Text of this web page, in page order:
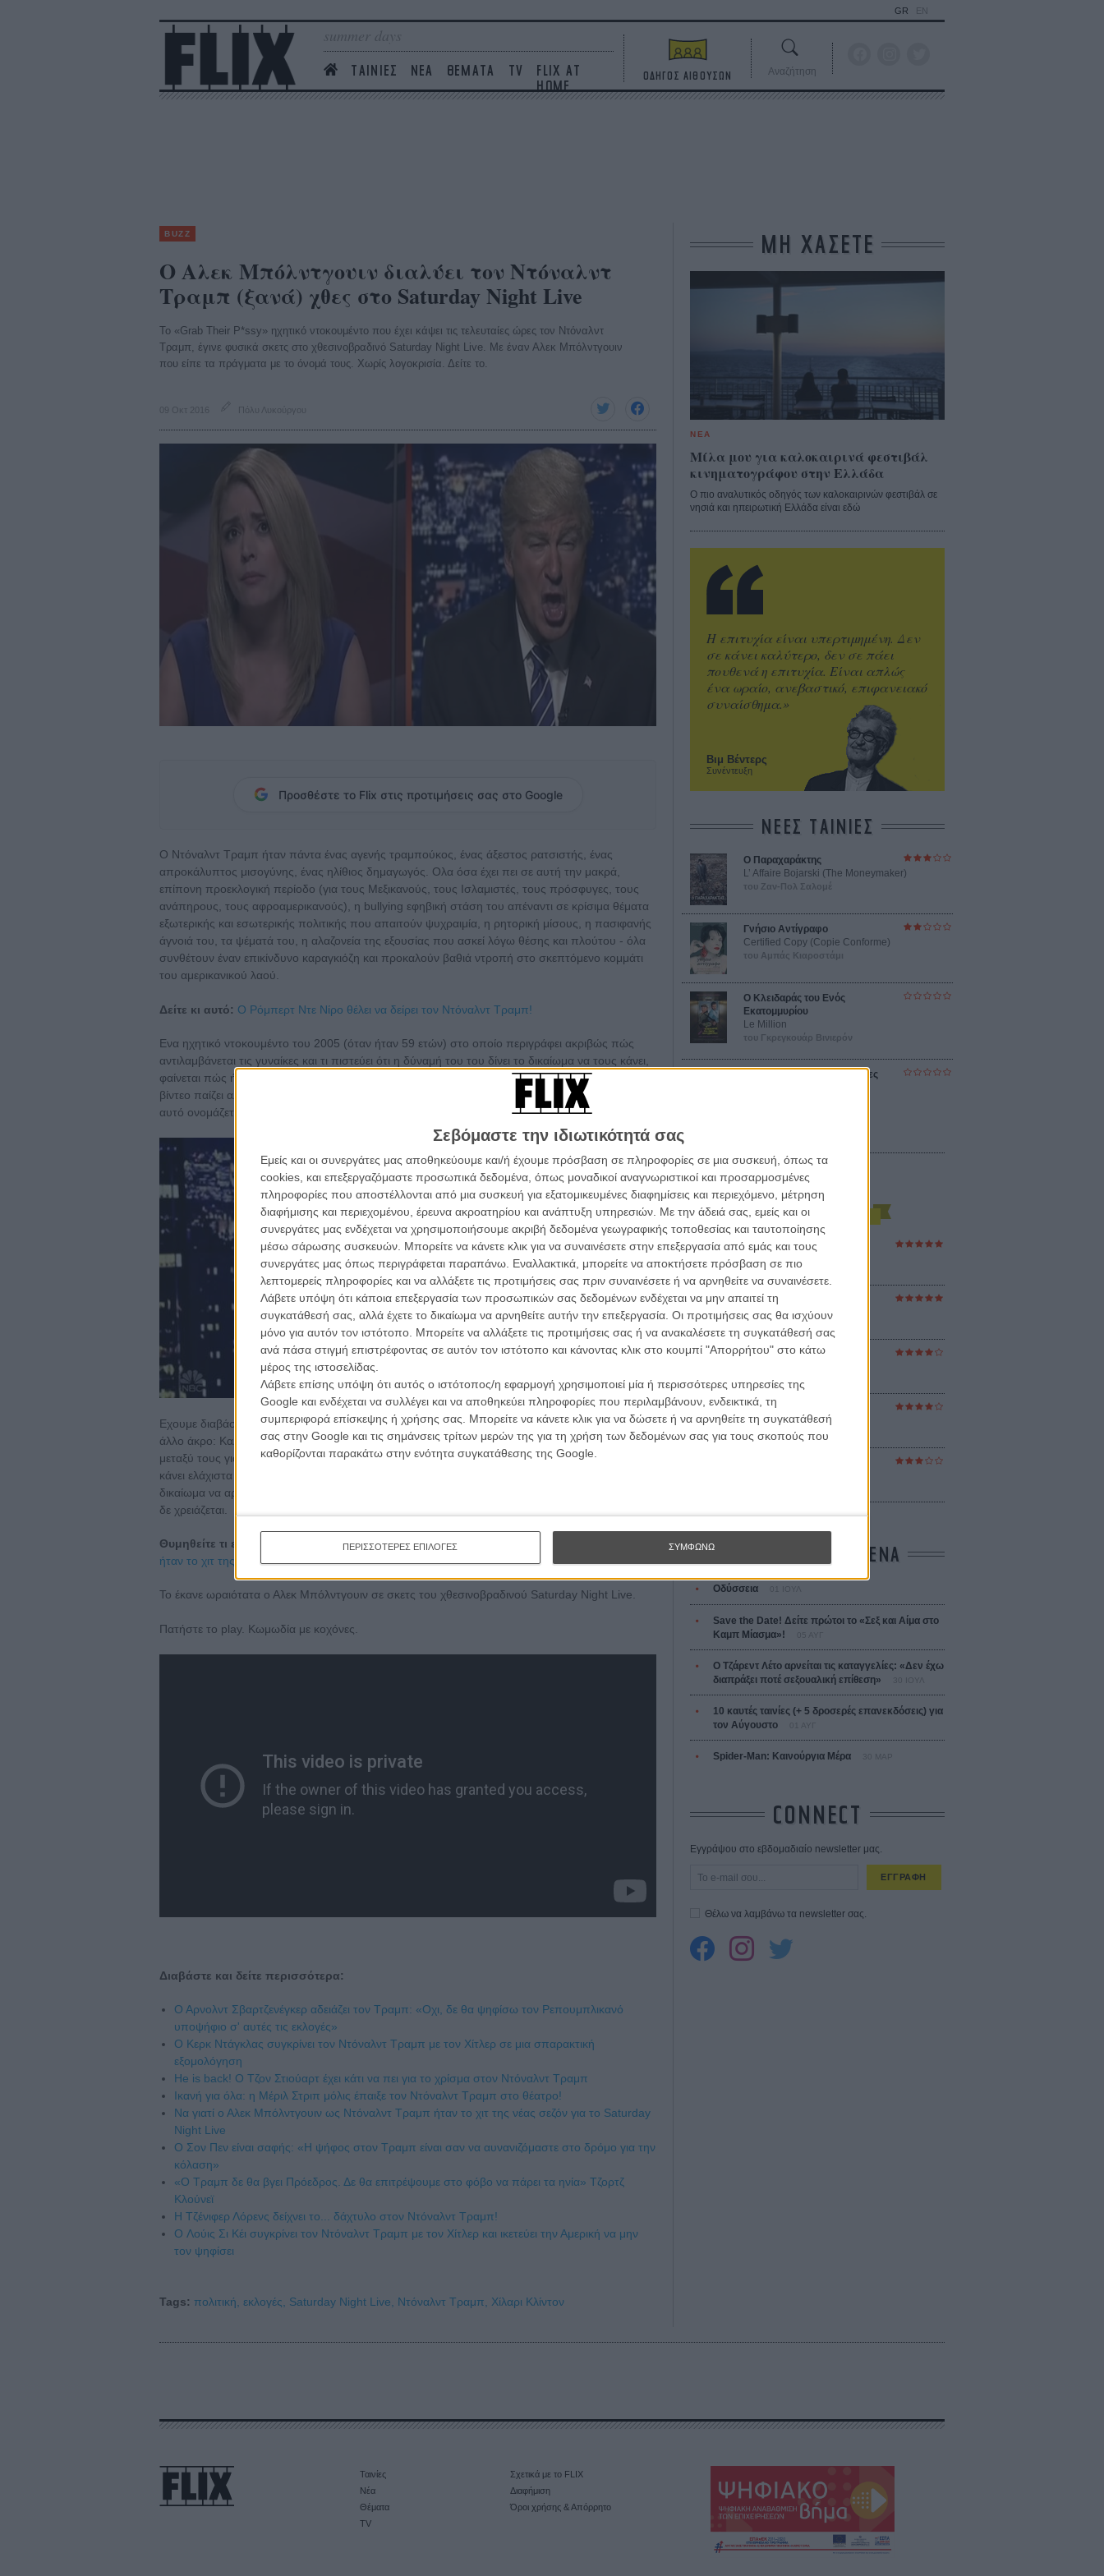
Σεβόμαστε την ιδιωτικότητά σας
Εμείς και οι συνεργάτες μας αποθηκεύουμε και/ή έχουμε πρόσβαση σε πληροφορίες σε μια συσκευή, όπως τα
cookies, και επεξεργαζόμαστε προσωπικά δεδομένα, όπως μοναδικοί αναγνωριστικοί και προσαρμοσμένες
πληροφορίες που αποστέλλονται από μια συσκευή για εξατομικευμένες διαφημίσεις και περιεχόμενο, μέτρηση
διαφήμισης και περιεχομένου, έρευνα ακροατηρίου και ανάπτυξη υπηρεσιών. Με την άδειά σας, εμείς και οι
συνεργάτες μας ενδέχεται να χρησιμοποιήσουμε ακριβή δεδομένα γεωγραφικής τοποθεσίας και ταυτοποίησης
μέσω σάρωσης συσκευών. Μπορείτε να κάνετε κλικ για να συναινέσετε στην επεξεργασία από εμάς και τους
συνεργάτες μας όπως περιγράφεται παραπάνω. Εναλλακτικά, μπορείτε να αποκτήσετε πρόσβαση σε πιο
λεπτομερείς πληροφορίες και να αλλάξετε τις προτιμήσεις σας πριν συναινέσετε ή να αρνηθείτε να συναινέσετε.
Λάβετε υπόψη ότι κάποια επεξεργασία των προσωπικών σας δεδομένων ενδέχεται να μην απαιτεί τη
συγκατάθεσή σας, αλλά έχετε το δικαίωμα να αρνηθείτε αυτήν την επεξεργασία. Οι προτιμήσεις σας θα ισχύουν
μόνο για αυτόν τον ιστότοπο. Μπορείτε να αλλάξετε τις προτιμήσεις σας ή να ανακαλέσετε τη συγκατάθεσή σας
ανά πάσα στιγμή επιστρέφοντας σε αυτόν τον ιστότοπο και κάνοντας κλικ στο κουμπί "Απορρήτου" στο κάτω
μέρος της ιστοσελίδας.
Λάβετε επίσης υπόψη ότι αυτός ο ιστότοπος/η εφαρμογή χρησιμοποιεί μία ή περισσότερες υπηρεσίες της
Google και ενδέχεται να συλλέγει και να αποθηκεύει πληροφορίες που περιλαμβάνουν, ενδεικτικά, τη
συμπεριφορά επίσκεψης ή χρήσης σας. Μπορείτε να κάνετε κλικ για να δώσετε ή να αρνηθείτε τη συγκατάθεσή
σας στην Google και τις σημάνσεις τρίτων μερών της για τη χρήση των δεδομένων σας για τους σκοπούς που
καθορίζονται παρακάτω στην ενότητα συγκατάθεσης της Google.
ΠΕΡΙΣΣΟΤΕΡΕΣ ΕΠΙΛΟΓΕΣ ΣΥΜΦΩΝΩ
summer days
ΤΑΙΝΙΕΣ ΝΕΑ ΘΕΜΑΤΑ TV
FLIX AT
HOME
GR EN
ΟΔΗΓΟΣ ΑΙΘΟΥΣΩΝ Αναζήτηση
BUZZ
Ο Αλεκ Μπόλντγουιν διαλύει τον Ντόναλντ
Τραμπ (ξανά) χθες στο Saturday Night Live
Το «Grab Their P*ssy» ηχητικό ντοκουμέντο που έχει κάψει τις τελευταίες ώρες τον Ντόναλντ
Τραμπ, έγινε φυσικά σκετς στο χθεσινοβραδινό Saturday Night Live. Με έναν Αλεκ Μπόλντγουιν
που είπε τα πράγματα με το όνομά τους. Χωρίς λογοκρισία. Δείτε το.
09 Οκτ 2016 Πόλυ Λυκούργου
Προσθέστε το Flix στις προτιμήσεις σας στο Google
Ο Ντόναλντ Τραμπ ήταν πάντα ένας αγενής τραμπούκος, ένας άξεστος ρατσιστής, ένας
απροκάλυπτος μισογύνης, ένας ηλίθιος δημαγωγός. Ολα όσα έχει πει σε αυτή την μακρά,
επίπονη προεκλογική περίοδο (για τους Μεξικανούς, τους Ισλαμιστές, τους πρόσφυγες, τους
ανάπηρους, τους αφροαμερικανούς), η bullying εφηβική στάση του απέναντι σε κρίσιμα θέματα
εξωτερικής και εσωτερικής πολιτικής που απαιτούν ψυχραιμία, η ρητορική μίσους, η πασιφανής
άγνοιά του, τα ψέματά του, η αλαζονεία της εξουσίας που ασκεί λόγω θέσης και πλούτου - όλα
συνθέτουν έναν επικίνδυνο καραγκιόζη και προκαλούν βαθιά ντροπή στο σκεπτόμενο κομμάτι
του αμερικανικού λαού.
Δείτε κι αυτό: Ο Ρόμπερτ Ντε Νίρο θέλει να δείρει τον Ντόναλντ Τραμπ!
Ενα ηχητικό ντοκουμέντο του 2005 (όταν ήταν 59 ετών) στο οποίο περιγράφει ακριβώς πώς
αντιλαμβάνεται τις γυναίκες και τι πιστεύει ότι η δύναμή του του δίνει το δικαίωμα να τους κάνει,
φαίνεται πώς ήταν το τελευταίο χτύπημα για την αμερικανική κοινή γνώμη. Εδώ και 48 ώρες το
βίντεο παίζει αλογόκριτο στα αμερικανικά media, ο Τραμπ (για πρώτη φορά) απολογήθηκε (αν
αυτό ονομάζεται απολογία) και ακόμα και Ρεπουμπλικανοί σύντροφοί του τον εγκαταλείπουν.
Εχουμε διαβάσει πολλές αναλύσεις για το περιστατικό, η συζήτηση έχει φτάσει ακόμα και στο
άλλο άκρο: Καλά, τόσο υποκριτές οι Αμερικανοί που σε αυτό κόλλησαν; Στο τι λένε οι άντρες
μεταξύ τους για τις γυναίκες; Θα μπορούσαμε να απαντήσουμε (το σχόλιο του Τραμπ έχει να
κάνει ελάχιστα με το σεξ και μία αθυρόστομη αντροκουβέντα και πολύ περισσότερο με το
δικαίωμα να αρπάζει ό,τι θέλει - κυριολεκτικά να βάζει το χέρι του και να αρπάζει ό,τι θέλει) αλλά
δε χρειάζεται.
Θυμηθείτε τι είχε γίνει πριν μία εβδομάδα: Να γιατί ο Αλεκ Μπόλντγουιν ως Ντόναλντ Τραμπ
ήταν το χιτ της νέας σεζόν για το Saturday Night Live
Το έκανε ωραιότατα ο Αλεκ Μπόλντγουιν σε σκετς του χθεσινοβραδινού Saturday Night Live.
Πατήστε το play. Κωμωδία με κοχόνες.
Διαβάστε και δείτε περισσότερα:
Ο Αρνολντ Σβαρτζενέγκερ αδειάζει τον Τραμπ: «Οχι, δε θα ψηφίσω τον Ρεπουμπλικανό
υποψήφιο σ' αυτές τις εκλογές»
Ο Κερκ Ντάγκλας συγκρίνει τον Ντόναλντ Τραμπ με τον Χίτλερ σε μια σπαρακτική
εξομολόγηση
He is back! Ο Τζον Στιούαρτ έχει κάτι να πει για το χρίσμα στον Ντόναλντ Τραμπ
Ικανή για όλα: η Μέριλ Στριπ μόλις έπαιξε τον Ντόναλντ Τραμπ στο θέατρο!
Να γιατί ο Αλεκ Μπόλντγουιν ως Ντόναλντ Τραμπ ήταν το χιτ της νέας σεζόν για το Saturday
Night Live
Ο Σον Πεν είναι σαφής: «H ψήφος στον Τραμπ είναι σαν να αυνανιζόμαστε στο δρόμο για την
κόλαση»
«Ο Τραμπ δε θα βγει Πρόεδρος. Δε θα επιτρέψουμε στο φόβο να πάρει τα ηνία» Τζορτζ
Κλούνεϊ
Η Τζένιφερ Λόρενς δείχνει το... δάχτυλο στον Ντόναλντ Τραμπ!
O Λούις Σι Κέι συγκρίνει τον Ντόναλντ Τραμπ με τον Χίτλερ και ικετεύει την Αμερική να μην
τον ψηφίσει
Tags: πολιτική, εκλογές, Saturday Night Live, Ντόναλντ Τραμπ, Χίλαρι Κλίντον
ΜΗ ΧΑΣΕΤΕ
ΝΕΑ
Μίλα μου για καλοκαιρινά φεστιβάλ
κινηματογράφου στην Ελλάδα
Ο πιο αναλυτικός οδηγός των καλοκαιρινών φεστιβάλ σε
νησιά και ηπειρωτική Ελλάδα είναι εδώ
Βιμ Βέντερς
Συνέντευξη
Η επιτυχία είναι υπερτιμημένη. Δεν
σε κάνει καλύτερο, δεν σε πάει
πουθενά η επιτυχία. Είναι απλώς
ένα ωραίο, ανεβαστικό, επιφανειακό
συναίσθημα.»
ΝΕΕΣ ΤΑΙΝΙΕΣ
Ο Παραχαράκτης
L’ Affaire Bojarski (The Moneymaker)
του Ζαν-Πολ Σαλομέ
Γνήσιο Αντίγραφο
Certified Copy (Copie Conforme)
του Αμπάς Κιαροστάμι
Ο Κλειδαράς του Ενός
Εκατομμυρίου
Le Million
του Γκρεγκουάρ Βινιερόν
Αυτό που Ξέρουν οι Γυναίκες
Οι Αρμονίες Βερκμάιστερ
Werckmeister Harmonies
Μπέλα Ταρ
Μια Θέση στον Ηλιο
A Place in the Sun
Τζορτζ Στίβενς
Οδύσσεια
Κρίστοφερ Νόλαν
Ψηλά Τακούνια
Tacones lejanos
Πέδρο Αλμοδόβαρ
ΤΑ ΠΙΟ ΔΙΑΒΑΣΜΕΝΑ
Οδύσσεια
Save the Date! Δείτε πρώτοι το «Σεξ και Αίμα στο
Καμπ Μίασμα»!
Ο Τζάρεντ Λέτο αρνείται τις καταγγελίες: «Δεν έχω
διαπράξει ποτέ σεξουαλική επίθεση»
10 καυτές ταινίες (+ 5 δροσερές επανεκδόσεις) για
τον Αύγουστο
Spider-Man: Καινούργια Μέρα 30 ΜΑΡ
CONNECT
Εγγράψου στο εβδομαδιαίο newsletter μας.
ΕΓΓΡΑΦΗ
Θέλω να λαμβάνω τα newsletter σας.
Ταινίες
Νέα
Θέματα
TV
Σχετικά με το FLIX
Διαφήμιση
Όροι χρήσης & Απόρρητο